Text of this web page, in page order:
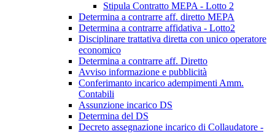
Stipula Contratto MEPA - Lotto 2
Determina a contrarre aff. diretto MEPA
Determina a contrarre affidativa - Lotto2
Disciplinare trattativa diretta con unico operatore
economico
Determina a contrarre aff. Diretto
Avviso informazione e pubblicità
Conferimanto incarico adempimenti Amm.
Contabili
Assunzione incarico DS
Determina del DS
Decreto assegnazione incarico di Collaudatore -